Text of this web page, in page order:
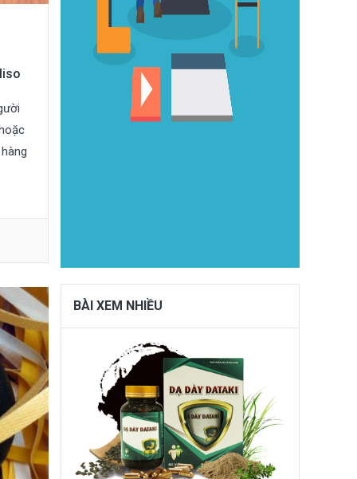
BÀI XEM NHIỀU